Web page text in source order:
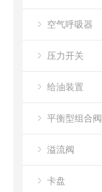
空气呼吸器
压力开关
给油装置
平衡型组合阀
溢流阀
卡盘